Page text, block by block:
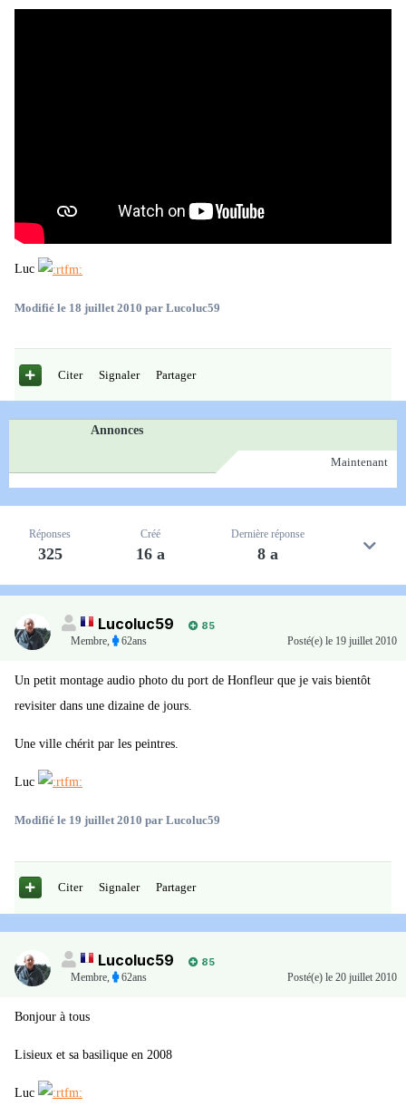
Luc
Modifié le 18 juillet 2010 par Lucoluc59
Citer Signaler Partager
Annonces
Maintenant
Réponses
325
Créé
16 a
Dernière réponse
8 a
Lucoluc59
85
Membre
62ans Posté(e) le 19 juillet 2010
Un petit montage audio photo du port de Honfleur que je vais bientôt
revisiter dans une dizaine de jours.
Une ville chérit par les peintres.
Luc
Modifié le 19 juillet 2010 par Lucoluc59
Citer Signaler Partager
Lucoluc59
85
Membre
62ans Posté(e) le 20 juillet 2010
Bonjour à tous
Lisieux et sa basilique en 2008
Luc